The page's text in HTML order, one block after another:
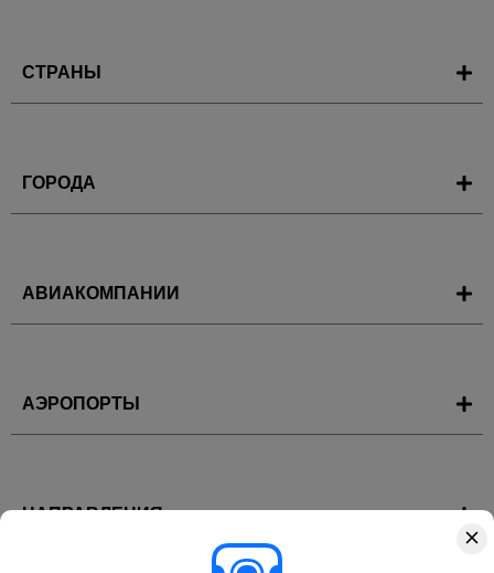
СТРАНЫ
ГОРОДА
АВИАКОМПАНИИ
АЭРОПОРТЫ
НАПРАВЛЕНИЯ